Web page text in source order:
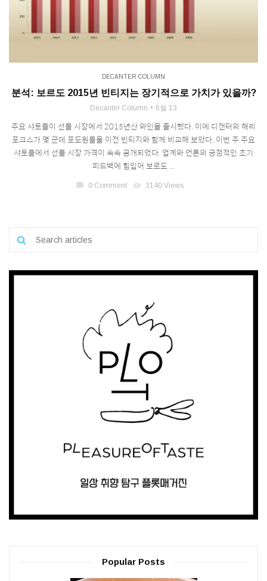
DECANTER COLUMN
분석: 보르도 2015년 빈티지는 장기적으로 가치가 있을까?
Decanter Column 6월 13
주요 샤토들이 선물 시장에서 2015년산 와인을 출시했다. 이에 디캔터의 해리
포크스가 몇 군데 포도원들을 이전 빈티지와 함께 비교해 보았다. 이번 주 주요
샤토들에서 선물 시장 가격이 속속 공개되었다. 업계와 언론의 긍정적인 초기
피드백에 힘입어 보르도 ...
chat_bubble 0 Comment visibility 3140 Views
Popular Posts